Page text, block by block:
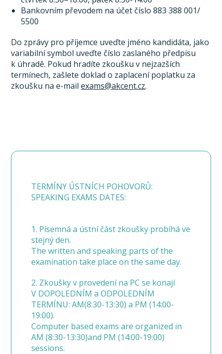
Bankovním převodem na účet číslo 883 388 001/
5500
Do zprávy pro příjemce uveďte jméno kandidáta, jako
variabilní symbol uveďte číslo zaslaného předpisu
k úhradě. Pokud hradíte zkoušku v nejzazších
termínech, zašlete doklad o zaplacení poplatku za
zkoušku na e-mailexams@akcent.cz.
TERMÍNY ÚSTNÍCH POHOVORŮ:
SPEAKING EXAMS DATES:
1. Písemná a ústní část zkoušky probíhá ve
stejný den.
The written and speaking parts of the
examination take place on the same day.
2. Zkoušky v provedení na PC se konají
V DOPOLEDNÍM a ODPOLEDNÍM
TERMÍNU: AM(8:30-13:30) a PM (14:00-
19:00).
Computer based exams are organized in
AM (8:30-13:30)and PM (14:00-19:00)
sessions.